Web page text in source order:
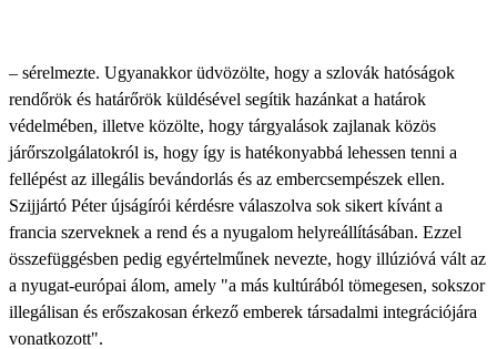
– sérelmezte. Ugyanakkor üdvözölte, hogy a szlovák hatóságok
rendőrök és határőrök küldésével segítik hazánkat a határok
védelmében, illetve közölte, hogy tárgyalások zajlanak közös
járőrszolgálatokról is, hogy így is hatékonyabbá lehessen tenni a
fellépést az illegális bevándorlás és az embercsempészek ellen.
Szijjártó Péter újságírói kérdésre válaszolva sok sikert kívánt a
francia szerveknek a rend és a nyugalom helyreállításában. Ezzel
összefüggésben pedig egyértelműnek nevezte, hogy illúzióvá vált az
a nyugat-európai álom, amely "a más kultúrából tömegesen, sokszor
illegálisan és erőszakosan érkező emberek társadalmi integrációjára
vonatkozott".